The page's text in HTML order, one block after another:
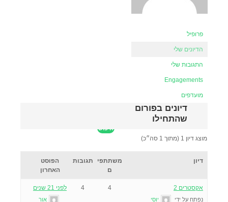
פרופיל
הדיונים שלי
התגובות שלי
Engagements
מועדפים
דיונים בפורום
שהתחילו
מוצג דיון 1 (מתוך 1 סה״כ)
דיון
משתתפי
ם
תגובות
הפוסט
האחרון
אקסטרים 2
נפתח על ידי יוסי
4
4 לפני 21 שנים
אור